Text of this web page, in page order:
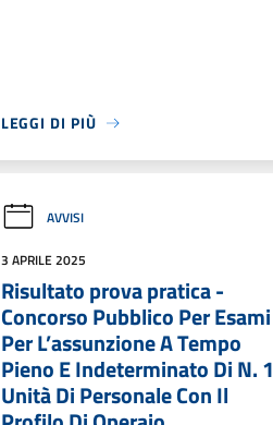
LEGGI DI PIÙ
AVVISI
3 APRILE 2025
Risultato prova pratica -
Concorso Pubblico Per Esami
Per L’assunzione A Tempo
Pieno E Indeterminato Di N. 1
Unità Di Personale Con Il